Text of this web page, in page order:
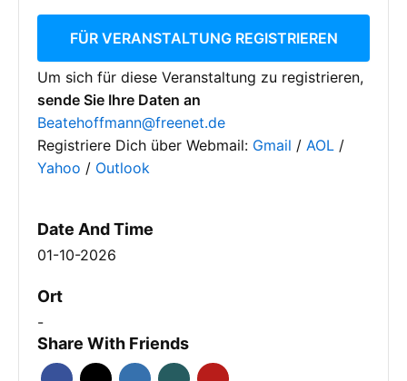
FÜR VERANSTALTUNG REGISTRIEREN
Um sich für diese Veranstaltung zu registrieren,
sende Sie Ihre Daten an
Beatehoffmann@freenet.de
Registriere Dich über Webmail: Gmail / AOL /
Yahoo / Outlook
Date And Time
01-10-2026
Ort
-
Share With Friends